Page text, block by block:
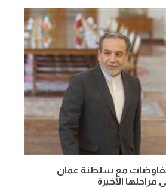
مع سلطنة عمان
الأخيرة